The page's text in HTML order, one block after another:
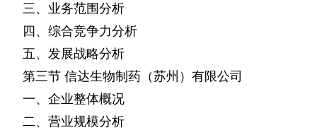
三、业务范围分析
四、综合竞争力分析
五、发展战略分析
第三节 信达生物制药（苏州）有限公司
一、企业整体概况
二、营业规模分析